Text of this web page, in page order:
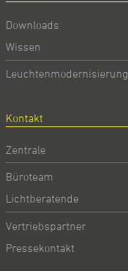
Downloads
Wissen
Leuchtenmodernisierung
Kontakt
Zentrale
Büroteam
Lichtberatende
Vertriebspartner
Pressekontakt